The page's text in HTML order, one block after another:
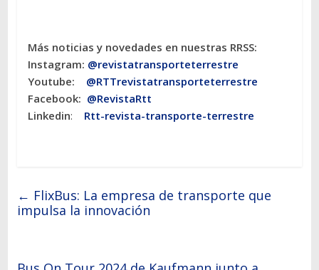
Más noticias y novedades en nuestras RRSS:
Instagram: @revistatransporteterrestre
Youtube: @RTTrevistatransporteterrestre
Facebook: @RevistaRtt
Linkedin: Rtt-revista-transporte-terrestre
← FlixBus: La empresa de transporte que
impulsa la innovación